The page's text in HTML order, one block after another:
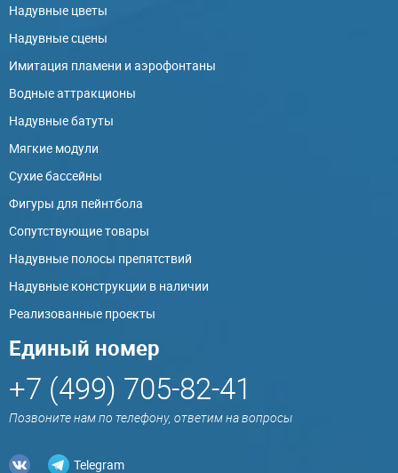
Надувные цветы
Надувные сцены
Имитация пламени и аэрофонтаны
Водные аттракционы
Надувные батуты
Мягкие модули
Сухие бассейны
Фигуры для пейнтбола
Сопутствующие товары
Надувные полосы препятствий
Надувные конструкции в наличии
Реализованные проекты
Единый номер
+7 (499) 705-82-41
Позвоните нам по телефону, ответим на вопросы
Telegram